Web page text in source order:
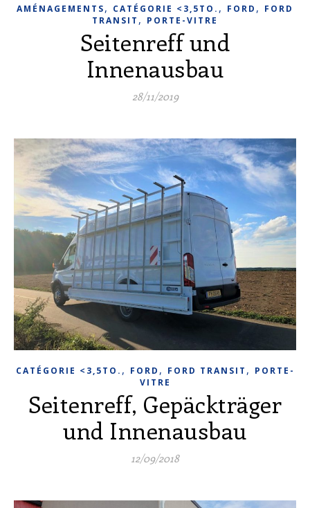
AMÉNAGEMENTS, CATÉGORIE <3,5TO. , FORD , FORD
TRANSIT , PORTE-VITRE
Seitenreff und
Innenausbau
28/11/2019
CATÉGORIE <3,5TO. , FORD , FORD TRANSIT , PORTE-
VITRE
Seitenreff, Gepäckträger
und Innenausbau
12/09/2018